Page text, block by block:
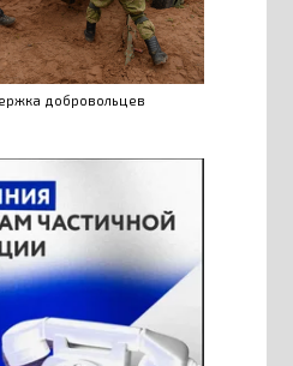
добровольцев